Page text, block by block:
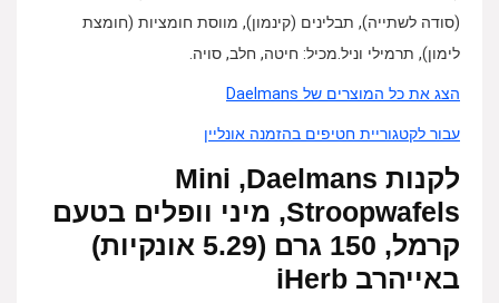
(סודה לשתייה), תבלינים (קינמון), מווסת חומציות (חומצת
לימון), תרמילי וניל.מכיל: חיטה, חלב, סויה.
הצג את כל המוצרים של Daelmans
עבור לקטגוריית חטיפים בהזמנה אונליין
לקנות Daelmans‏, Mini
Stroopwafels, מיני וופלים בטעם
קרמל, 150 גרם (5.29 אונקיות)
באייהרב iHerb